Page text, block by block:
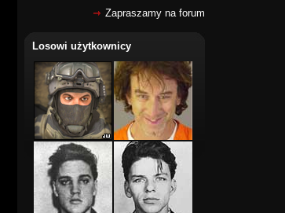
Zapraszamy na forum
Losowi użytkownicy